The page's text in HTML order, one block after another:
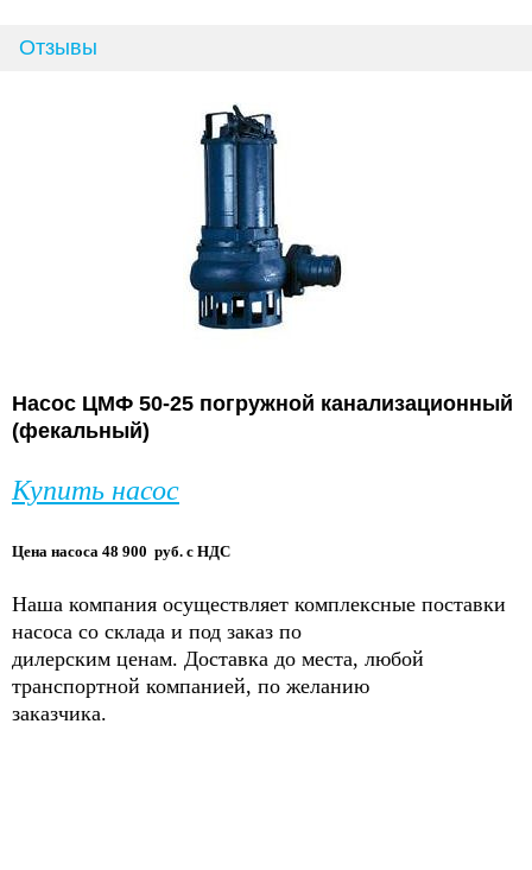
Отзывы
Насос ЦМФ 50-25 погружной канализационный
(фекальный)
Купить насос
Цена насоса 48 900 руб. с НДС
Наша компания осуществляет комплексные поставки
насоса со склада и под заказ по
дилерским ценам. Доставка до места, любой
транспортной компанией, по желанию
заказчика.